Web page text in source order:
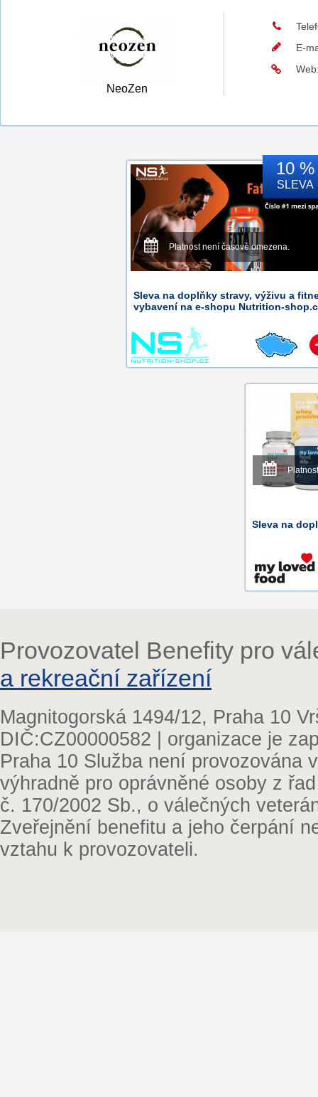
NeoZen
E-
10 %
SLEVA
Platnost není časově omezena.
Sleva na doplňky stravy, výživu a
vybavení na e-shopu Nutrition-
Sleva na
Provozovatel Benefity pro
a rekreační zařízení
Magnitogorská 1494/12, Praha 10
DIČ:CZ00000582 | organizace je
Praha 10 Služba není provozována
výhradně pro oprávněné osoby z
č. 170/2002 Sb., o válečných
Zveřejnění benefitu a jeho čerpání
vztahu k provozovateli.